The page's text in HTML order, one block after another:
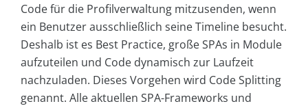
Code für die Profilverwaltung mitzusenden, wenn
ein Benutzer ausschließlich seine Timeline besucht.
Deshalb ist es Best Practice, große SPAs in Module
aufzuteilen und Code dynamisch zur Laufzeit
nachzuladen. Dieses Vorgehen wird Code Splitting
genannt. Alle aktuellen SPA-Frameworks und